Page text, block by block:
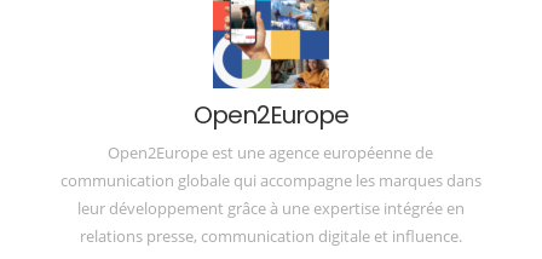
Open2Europe
Open2Europe est une agence européenne de
communication globale qui accompagne les marques dans
leur développement grâce à une expertise intégrée en
relations presse, communication digitale et influence.